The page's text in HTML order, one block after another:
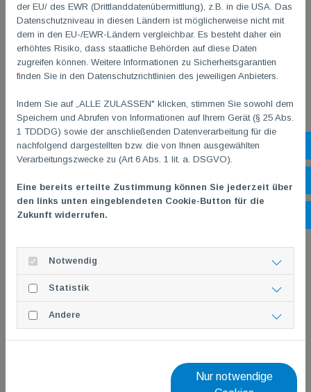
Badminton
Basketball
Boule
Darts
Fechten
Fitness
Gymnastik
Indiaca
der EU/ des EWR (Drittlanddatenübermittlung), z.B. in die USA. Das
Datenschutzniveau in diesen Ländern ist möglicherweise nicht mit
dem in den EU-/EWR-Ländern vergleichbar. Es besteht daher ein
erhöhtes Risiko, dass staatliche Behörden auf diese Daten
zugreifen können. Weitere Informationen zu Sicherheitsgarantien
finden Sie in den Datenschutzrichtlinien des jeweiligen Anbieters.
Indem Sie auf „ALLE ZULASSEN" klicken, stimmen Sie sowohl dem
Speichern und Abrufen von Informationen auf Ihrem Gerät (§ 25 Abs.
1 TDDDG) sowie der anschließenden Datenverarbeitung für die
nachfolgend dargestellten bzw. die von Ihnen ausgewählten
Verarbeitungszwecke zu (Art 6 Abs. 1 lit. a. DSGVO).
Eine bereits erteilte Zustimmung können Sie jederzeit über
den links unten eingeblendeten Cookie-Button für die
Zukunft widerrufen.
Notwendig
Statistik
Andere
Nur notwendige